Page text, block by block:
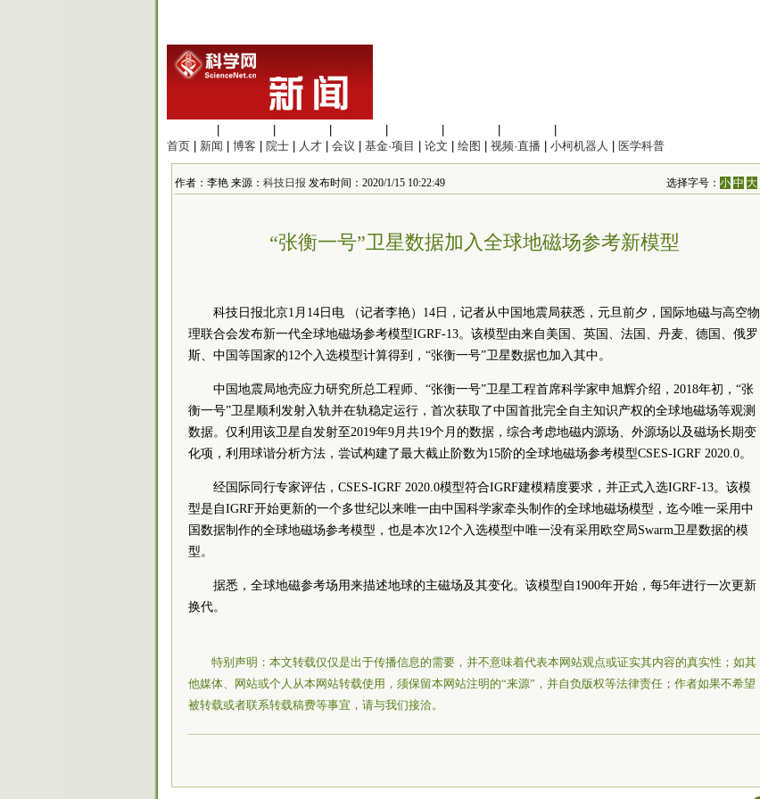
首页
新闻 博客 院士 人才 会议 基金·项目 论文 绘图 视频·直播 小柯机器人 医学科普
作者：李艳 来源： 科技日报 发布时间：2020/1/15 10:22:49 选择字号：小 中 大
“张衡一号”卫星数据加入全球地磁场参考新模型
科技日报北京1月14日电 （记者李艳）14日，记者从中国地震局获悉，元旦前夕，国际地磁与高空物
理联合会发布新一代全球地磁场参考模型IGRF-13。该模型由来自美国、英国、法国、丹麦、德国、俄罗
斯、中国等国家的12个入选模型计算得到，“张衡一号”卫星数据也加入其中。
中国地震局地壳应力研究所总工程师、“张衡一号”卫星工程首席科学家申旭辉介绍，2018年初，“张
衡一号”卫星顺利发射入轨并在轨稳定运行，首次获取了中国首批完全自主知识产权的全球地磁场等观测
数据。仅利用该卫星自发射至2019年9月共19个月的数据，综合考虑地磁内源场、外源场以及磁场长期变
化项，利用球谐分析方法，尝试构建了最大截止阶数为15阶的全球地磁场参考模型CSES-IGRF 2020.0。
经国际同行专家评估，CSES-IGRF 2020.0模型符合IGRF建模精度要求，并正式入选IGRF-13。该模
型是自IGRF开始更新的一个多世纪以来唯一由中国科学家牵头制作的全球地磁场模型，迄今唯一采用中
国数据制作的全球地磁场参考模型，也是本次12个入选模型中唯一没有采用欧空局Swarm卫星数据的模
型。
据悉，全球地磁参考场用来描述地球的主磁场及其变化。该模型自1900年开始，每5年进行一次更新
换代。
特别声明：本文转载仅仅是出于传播信息的需要，并不意味着代表本网站观点或证实其内容的真实性；如其
他媒体、网站或个人从本网站转载使用，须保留本网站注明的“来源”，并自负版权等法律责任；作者如果不希望
被转载或者联系转载稿费等事宜，请与我们接洽。